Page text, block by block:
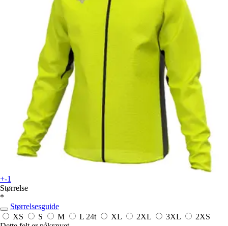
+-1
Størrelse
*
Størrelsesguide
XS
S M L 24t XL 2XL 3XL
2XS